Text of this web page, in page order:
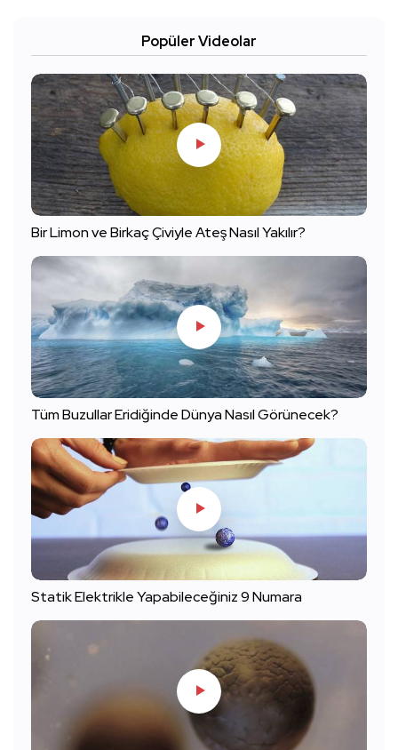
Popüler Videolar
Bir Limon ve Birkaç Çiviyle Ateş Nasıl Yakılır?
Tüm Buzullar Eridiğinde Dünya Nasıl Görünecek?
Statik Elektrikle Yapabileceğiniz 9 Numara